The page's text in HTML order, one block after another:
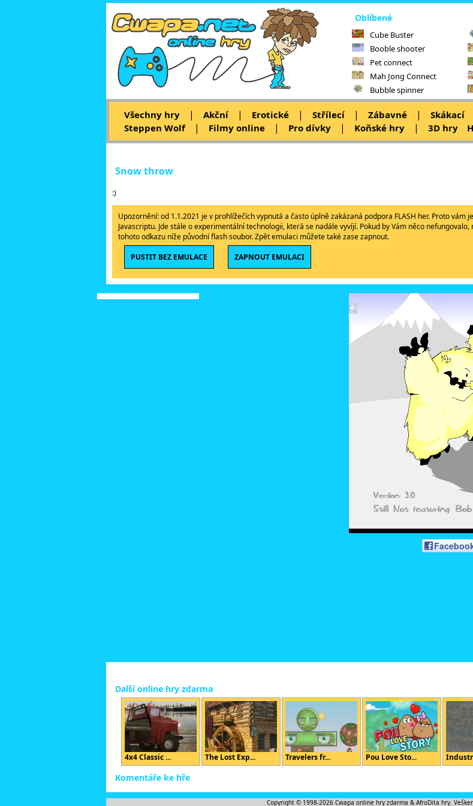
Oblíbené
Cube Buster
Booble shooter
Pet connect
Mah Jong Connect
Bubble spinner
Všechny hry | Akční | Erotické | Střílecí | Zábavné | Skákací
Steppen Wolf | Filmy online | Pro dívky | Koňské hry | 3D hry
Snow throw
:)
Upozornění: od 1.1.2021 je v prohlížečích vypnutá a často úplně zakázaná podpora FLASH her. Proto
Javascriptu. Jde stále o experimentální technologii, která se nadále vyvíjí. Pokud by Vám něco
tohoto odkazu níže původní flash soubor. Zpět emulaci můžete také zase zapnout.
PUSTIT BEZ EMULACE
ZAPNOUT EMULACI
Další online hry zdarma
4x4 Classic ... The Lost Exp... Travelers fr... Pou Love Sto...
Komentáře ke hře
Copyright © 1998-2026 Cwapa online hry zdarma & AfroDita hry.